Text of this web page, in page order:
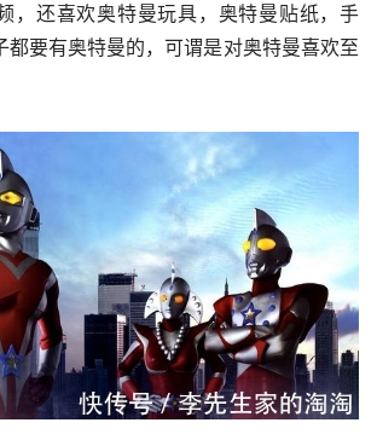
，还喜欢奥特曼玩具，奥特曼贴纸，手
都要有奥特曼的，可谓是对奥特曼喜欢至